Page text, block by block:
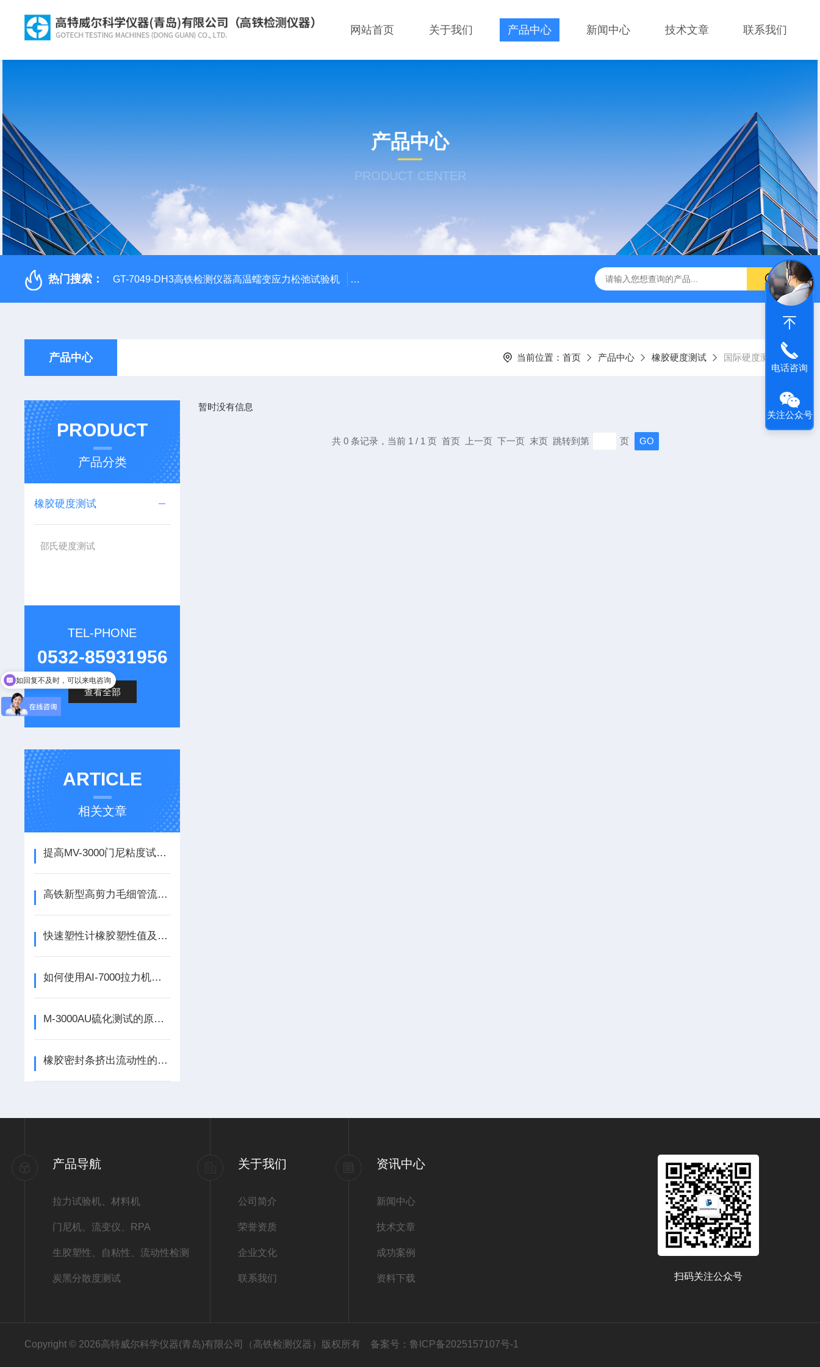
网站首页 关于我们 产品中心 新闻中心 技术文章 联系我们
产品中心
PRODUCT CENTER
热门搜索： GT-7049-DH3高铁检测仪器高温蠕变应力松弛试验机 GT-7011-LHDA高铁检测仪器高低温橡胶伸张疲劳试验机 GT-7008-TR低温回缩试验机 AI-7000GD
产品中心 当前位置： 首页 产品中心 橡胶硬度测试 国际硬度测试
PRODUCT
产品分类
橡胶硬度测试
邵氏硬度测试
TEL-PHONE
0532-85931956
查看全部
ARTICLE
相关文章
提高MV-3000门尼粘度试验机测试准确性的技巧
高铁新型高剪力毛细管流变仪解析
快速塑性计橡胶塑性值及塑性保持率的检测
如何使用AI-7000拉力机进行材料的拉伸试验？
M-3000AU硫化测试的原理与操作指南说明
橡胶密封条挤出流动性的新型评价方法
暂时没有信息
共 0 条记录，当前 1 / 1 页 首页 上一页 下一页 末页 跳转到第 页
产品导航
拉力试验机、材料机
门尼机、流变仪、RPA
生胶塑性、自粘性、流动性检测
炭黑分散度测试
关于我们
公司简介
荣誉资质
企业文化
联系我们
资讯中心
新闻中心
技术文章
成功案例
资料下载 扫码关注公众号
Copyright © 2026高特威尔科学仪器(青岛)有限公司（高铁检测仪器）版权所有 备案号：鲁ICP备2025157107号-1
电话咨询
关注公众号
如回复不及时，可以来电咨询